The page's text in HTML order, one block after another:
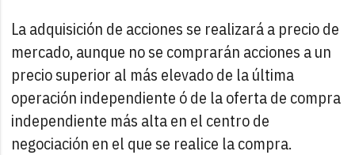
La adquisición de acciones se realizará a precio de
mercado, aunque no se comprarán acciones a un
precio superior al más elevado de la última
operación independiente ó de la oferta de compra
independiente más alta en el centro de
negociación en el que se realice la compra.